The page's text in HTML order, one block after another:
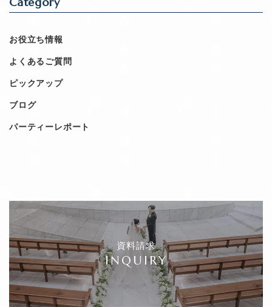
お役立ち情報
よくあるご質問
ピックアップ
ブログ
パーティーレポート
資料請求
INQUIRY